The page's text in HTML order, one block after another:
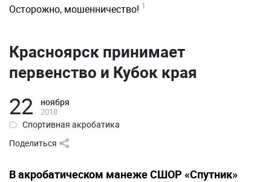
Осторожно, мошенничество! 1
Красноярск принимает
первенство и Кубок края
22 ноября
2018
Спортивная акробатика
Поделиться
В акробатическом манеже СШОР «Спутник»